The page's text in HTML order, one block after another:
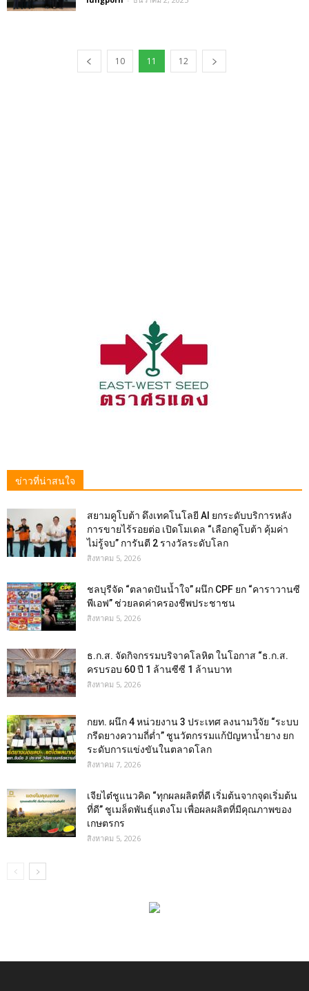
10 11 12
ข่าวที่น่าสนใจ
สยามคูโบต้า ดึงเทคโนโลยี AI ยกระดับบริการหลัง
การขายไร้รอยต่อ เปิดโมเดล “เลือกคูโบต้า คุ้มค่า
ไม่รู้จบ” การันตี 2 รางวัลระดับโลก
สิงหาคม 5, 2026
ชลบุรีจัด “ตลาดปันน้ำใจ” ผนึก CPF ยก “คาราวานซี
พีเอฟ” ช่วยลดค่าครองชีพประชาชน
สิงหาคม 5, 2026
ธ.ก.ส. จัดกิจกรรมบริจาคโลหิต ในโอกาส “ธ.ก.ส.
ครบรอบ 60 ปี 1 ล้านซีซี 1 ล้านบาท
สิงหาคม 5, 2026
กยท. ผนึก 4 หน่วยงาน 3 ประเทศ ลงนามวิจัย “ระบบ
กรีดยางความถี่ต่ำ” ชูนวัตกรรมแก้ปัญหาน้ำยาง ยก
ระดับการแข่งขันในตลาดโลก
สิงหาคม 7, 2026
เจียไต๋ชูแนวคิด “ทุกผลผลิตที่ดี เริ่มต้นจากจุดเริ่มต้น
ที่ดี” ชูเมล็ดพันธุ์แตงโม เพื่อผลผลิตที่มีคุณภาพของ
เกษตรกร
สิงหาคม 5, 2026